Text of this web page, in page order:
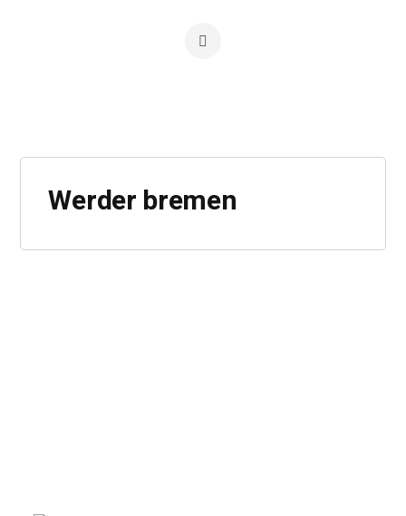
Werder bremen